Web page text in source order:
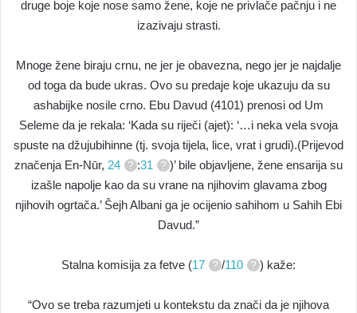
druge boje koje nose samo žene, koje ne privlače pačnju i ne
izazivaju strasti.
Mnoge žene biraju crnu, ne jer je obavezna, nego jer je najdalje
od toga da bude ukras. Ovo su predaje koje ukazuju da su
ashabijke nosile crno. Ebu Davud (4101) prenosi od Um
Seleme da je rekala: ‘Kada su riječi (ajet): ‘…i neka vela svoja
spuste na džujubihinne (tj. svoja tijela, lice, vrat i grudi).(Prijevod
značenja En-Nūr, 24 :31
)’ bile objavljene, žene ensarija su
izašle napolje kao da su vrane na njihovim glavama zbog
njihovih ogrtača.’ Šejh Albani ga je ocijenio sahihom u Sahih Ebi
Davud.”
Stalna komisija za fetve (17 /110 ) kaže:
“Ovo se treba razumjeti u kontekstu da znači da je njihova